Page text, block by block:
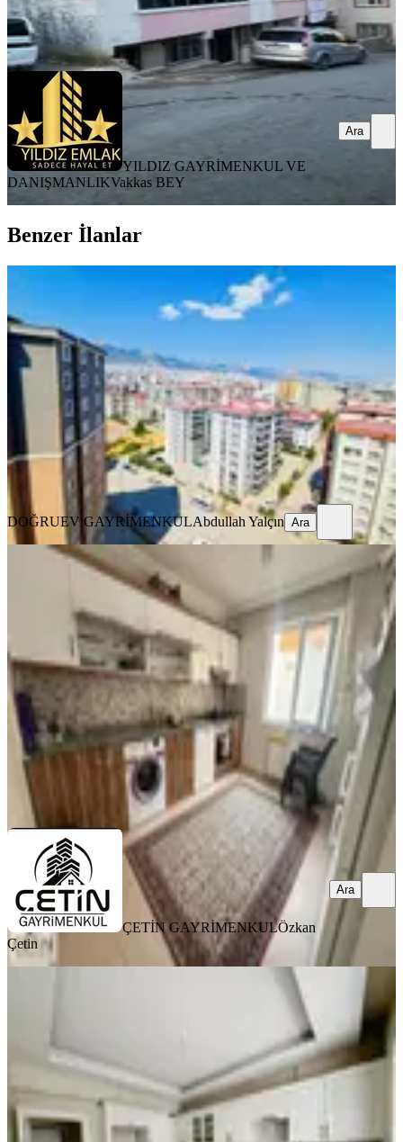
YILDIZ GAYRİMENKUL VE DANIŞMANLIKVakkas BEY
Ara
YILDIZ GAYRİMENKUL VE
DANIŞMANLIKVakkas BEY
Ara
Benzer İlanlar
Doğruev'den Site İçerisinde Muhteşem
Manzaralı Satılık 5+1 Daire
Onikişubat, Ağcalı Mahallesi
5+1 ·210 m²·9. Kat·09.08.2026
5.500.000 ₺
DOĞRUEV GAYRİMENKUL Abdullah Yalçın
DOĞRUEV GAYRİMENKULAbdullah Yalçın Ara
Çetin Gayrimenkul'den Agcalı Yoluna
Yakın Satılık Geniş 3+1 Dair
Onikişubat, Piri Reis Mahallesi
3+1· 150 m² ·5. Kat 08.08.2026
2.695.000 ₺
ÇETİN GAYRİMENKUL Özkan Çetin
Ara
ÇETİN GAYRİMENKULÖzkan
Çetin
Ara
Amazon'dan Gözde Semtte Havuzlu
Site'de Sıfır Yapı Satılık Daire
Onikişubat, Yamaçtepe Mahallesi
4+1·225 m² ·7. Kat·07.08.2026
5.875.000 ₺